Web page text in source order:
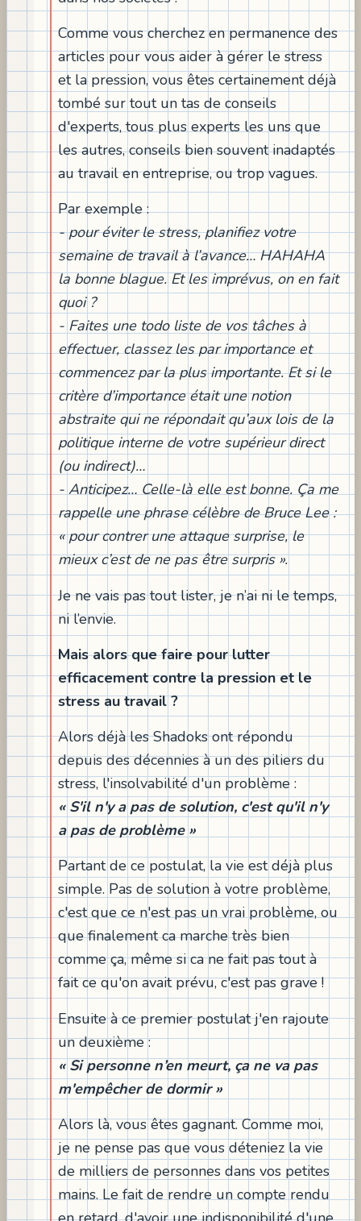
Comme vous cherchez en permanence des
articles pour vous aider à gérer le stress
et la pression, vous êtes certainement déjà
tombé sur tout un tas de conseils
d'experts, tous plus experts les uns que
les autres, conseils bien souvent inadaptés
au travail en entreprise, ou trop vagues.
Par exemple :
- pour éviter le stress, planifiez votre
semaine de travail à l’avance… HAHAHA
la bonne blague. Et les imprévus, on en fait
quoi ?
- Faites une todo liste de vos tâches à
effectuer, classez les par importance et
commencez par la plus importante. Et si le
critère d’importance était une notion
abstraite qui ne répondait qu’aux lois de la
politique interne de votre supérieur direct
(ou indirect)…
- Anticipez… Celle-là elle est bonne. Ça me
rappelle une phrase célèbre de Bruce Lee :
« pour contrer une attaque surprise, le
mieux c’est de ne pas être surpris ».
Je ne vais pas tout lister, je n’ai ni le temps,
ni l’envie.
Mais alors que faire pour lutter
efficacement contre la pression et le
stress au travail ?
Alors déjà les Shadoks ont répondu
depuis des décennies à un des piliers du
stress, l'insolvabilité d'un problème :
« S'il n'y a pas de solution, c'est qu'il n'y
a pas de problème »
Partant de ce postulat, la vie est déjà plus
simple. Pas de solution à votre problème,
c'est que ce n'est pas un vrai problème, ou
que finalement ca marche très bien
comme ça, même si ca ne fait pas tout à
fait ce qu'on avait prévu, c'est pas grave !
Ensuite à ce premier postulat j'en rajoute
un deuxième :
« Si personne n’en meurt, ça ne va pas
m'empêcher de dormir »
Alors là, vous êtes gagnant. Comme moi,
je ne pense pas que vous déteniez la vie
de milliers de personnes dans vos petites
mains. Le fait de rendre un compte rendu